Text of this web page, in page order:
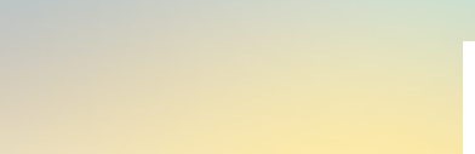
Под художественным
«Музыканты Тамбова» (1999, 2000,